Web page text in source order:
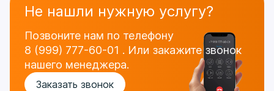
Заказать звонок
Не нашли нужную услугу?
Позвоните нам по телефону
8 (999) 777-60-01 . Или закажите звонок
нашего менеджера.